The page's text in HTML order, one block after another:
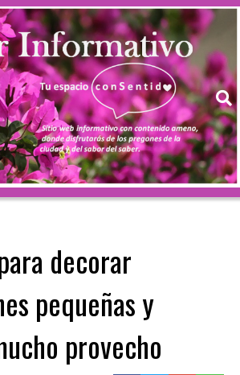
decorar
pequeñas y
provecho